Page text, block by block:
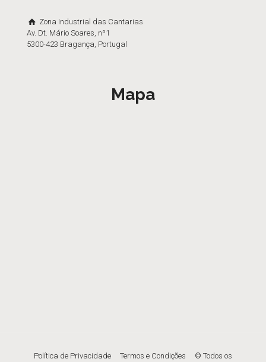
Zona Industrial das Cantarias
Av. Dt. Mário Soares, nº1
5300-423 Bragança, Portugal
Mapa
Política de Privacidade Termos e Condições © Todos os